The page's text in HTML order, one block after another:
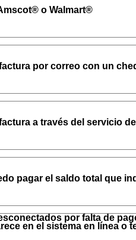
o Walmart®
por correo con un
a través del servicio
pagar el saldo total que
por falta de
en el sistema en línea o